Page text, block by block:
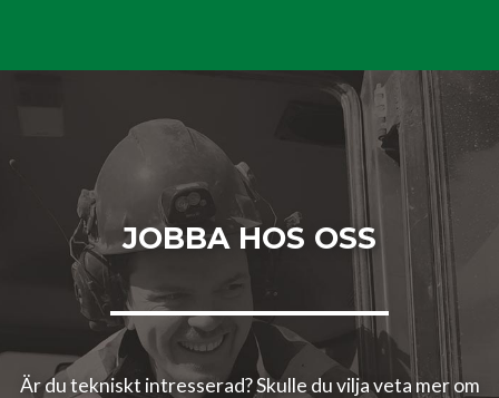
JOBBA HOS OSS
Är du tekniskt intresserad? Skulle du vilja veta mer om